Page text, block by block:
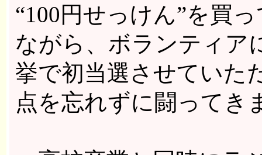
“100円せっけん”を買
ながら、ボランティア
挙で初当選させていた
点を忘れずに闘ってき